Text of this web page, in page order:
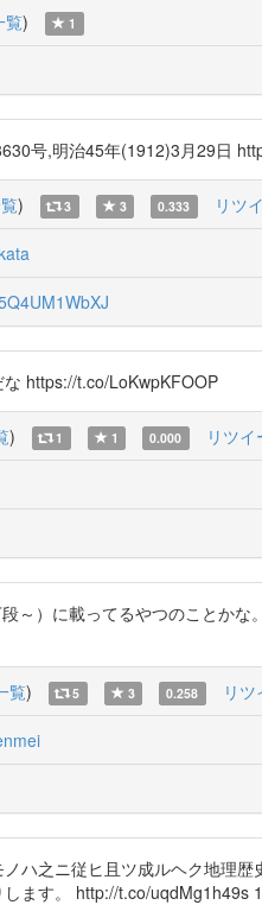
覧) 1
号,明治45年(1912)3月29日
) 3 3 0.333 リツ
な https://t.co/LoKwpKFOOP
) 1 1 0.000 リツ
～）に載ってるやつのことか
覧) 5 3 0.258 リ
ハ之ニ従ヒ且ツ成ルヘク地理
ます。 http://t.co/uqdMg1h49s